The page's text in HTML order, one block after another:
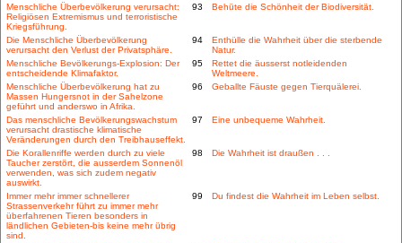
Menschliche Überbevölkerung verursacht:
Religiösen Extremismus und terroristische
Kriegsführung.
93 Behüte die Schönheit der Biodiversität.
Die Menschliche Überbevölkerung
verursacht den Verlust der Privatsphäre.
94
Enthülle die Wahrheit über die sterbende
Natur.
Menschliche Bevölkerungs-Explosion: Der
entscheidende Klimafaktor.
95
Rettet die äusserst notleidenden
Weltmeere.
Menschliche Überbevölkerung hat zu
Massen Hungersnot in der Sahelzone
geführt und anderswo in Afrika.
96 Geballte Fäuste gegen Tierquälerei.
Das menschliche Bevölkerungswachstum
verursacht drastische klimatische
Veränderungen durch den Treibhauseffekt.
97 Eine unbequeme Wahrheit.
Die Korallenriffe werden durch zu viele
Taucher zerstört, die ausserdem Sonnenöl
verwenden, was sich zudem negativ
auswirkt.
98 Die Wahrheit ist draußen . . .
Immer mehr immer schnellerer
Strassenverkehr führt zu immer mehr
überfahrenen Tieren besonders in
ländlichen Gebieten-bis keine mehr übrig
sind.
99 Du findest die Wahrheit im Leben selbst.